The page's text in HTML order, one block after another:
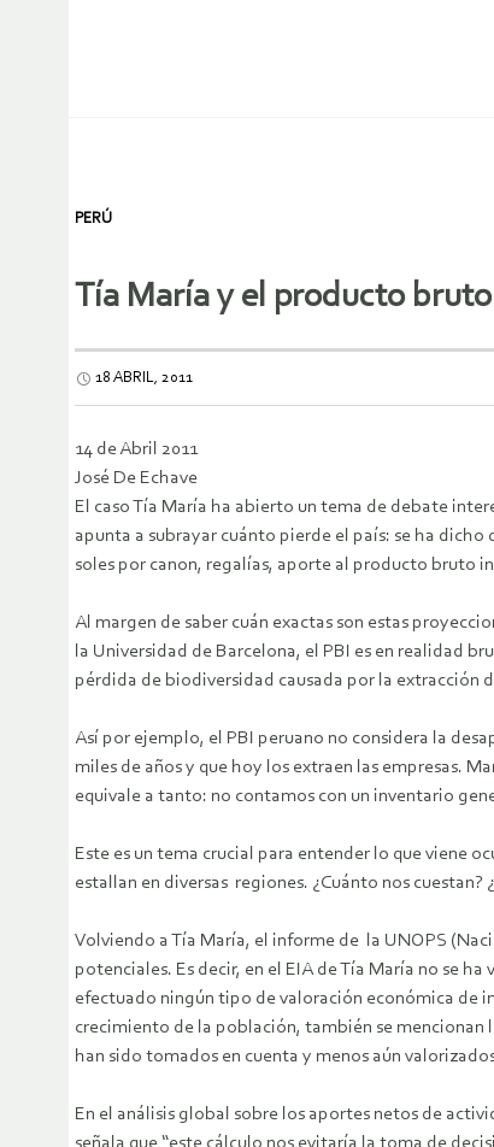
PERÚ
Tía María y el producto
18 ABRIL, 2011
14 de Abril 2011
José De Echave
El caso Tía María ha abierto un tema de debate
apunta a subrayar cuánto pierde el país: se ha
soles por canon, regalías, aporte al producto bruto
Al margen de saber cuán exactas son estas
la Universidad de Barcelona, el PBI es en realidad
pérdida de biodiversidad causada por la extracción
Así por ejemplo, el PBI peruano no considera la
miles de años y que hoy los extraen las empresas.
equivale a tanto: no contamos con un inventario
Este es un tema crucial para entender lo que viene
estallan en diversas regiones. ¿Cuánto nos cuestan?
Volviendo a Tía María, el informe de la UNOPS
potenciales. Es decir, en el EIA de Tía María no se
efectuado ningún tipo de valoración económica de
crecimiento de la población, también se mencionan
han sido tomados en cuenta y menos aún
En el análisis global sobre los aportes netos de